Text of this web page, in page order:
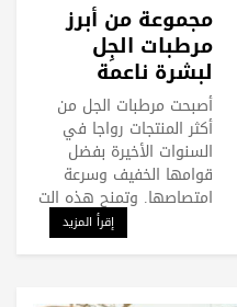
مجموعة من أبرز
مرطبات الجِل
لبشرة ناعمة
ومشرقة طوال
اليوم
أصبحت مرطبات الجل من
أكثر المنتجات رواجا في
السنوات الأخيرة بفضل
قوامها الخفيف وسرعة
امتصاصها. وتمنح هذه الت
إقرأ المزيد